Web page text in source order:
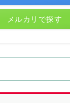
メルカリで探す